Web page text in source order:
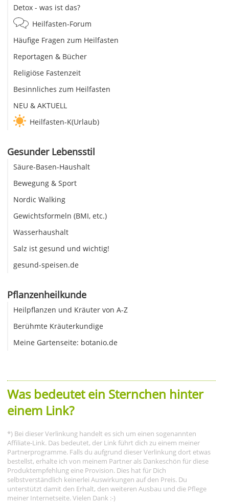
Detox - was ist das?
Heilfasten-Forum
Häufige Fragen zum Heilfasten
Reportagen & Bücher
Religiöse Fastenzeit
Besinnliches zum Heilfasten
NEU & AKTUELL
Heilfasten-K(Urlaub)
Gesunder Lebensstil
Säure-Basen-Haushalt
Bewegung & Sport
Nordic Walking
Gewichtsformeln (BMI, etc.)
Wasserhaushalt
Salz ist gesund und wichtig!
gesund-speisen.de
Pflanzenheilkunde
Heilpflanzen und Kräuter von A-Z
Berühmte Kräuterkundige
Meine Gartenseite: botanio.de
Was bedeutet ein Sternchen hinter
einem Link?
*) Bei dieser Verlinkung handelt es sich um einen sogenannten
Affiliate-Link. Das bedeutet, der Link führt dich zu einem meiner
Partnerprogramme. Falls du aufgrund dieser Verlinkung dort etwas
bestellst, erhalte ich von meinem Partner als Dankeschön für diese
Produktempfehlung eine Provision. Dies hat für Dich
selbstverständlich keinerlei Auswirkungen auf den Preis. Du
unterstützt damit den Erhalt, den weiteren Ausbau und die Pflege
meiner Internetseite. Vielen Dank :-)